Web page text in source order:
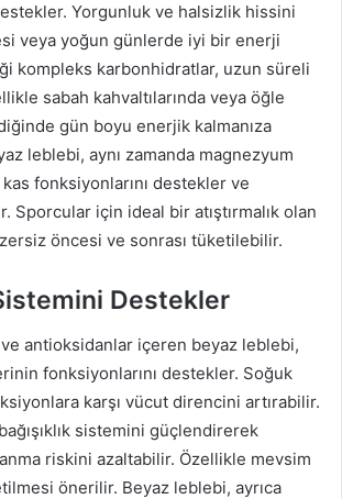
Yorgunluk ve halsizlik hissini
veya yoğun günlerde iyi bir enerji
kompleks karbonhidratlar, uzun süreli
sabah kahvaltılarında veya öğle
gün boyu enerjik kalmanıza
leblebi, aynı zamanda magnezyum
fonksiyonlarını destekler ve
Sporcular için ideal bir atıştırmalık olan
öncesi ve sonrası tüketilebilir.
Sistemini Destekler
antioksidanlar içeren beyaz leblebi,
fonksiyonlarını destekler. Soğuk
karşı vücut direncini artırabilir.
sistemini güçlendirerek
riskini azaltabilir. Özellikle mevsim
önerilir. Beyaz leblebi, ayrıca